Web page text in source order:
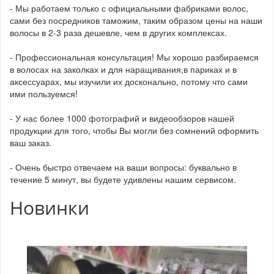
- Мы работаем только с официальными фабриками волос,
сами без посредников таможим, таким образом цены на наши
волосы в 2-3 раза дешевле, чем в других комплексах.
- Профессиональная консультация! Мы хорошо разбираемся
в волосах на заколках и для наращивания,в париках и в
аксессуарах, мы изучили их досконально, потому что сами
ими пользуемся!
- У нас более 1000 фотографий и видеообзоров нашей
продукции для того, чтобы Вы могли без сомнений оформить
ваш заказ.
- Очень быстро отвечаем на ваши вопросы: буквально в
течение 5 минут, вы будете удивлены нашим сервисом.
Новинки